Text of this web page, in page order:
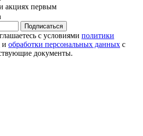
акциях первым
с условиями политики
и обработки персональных данных с
документы.